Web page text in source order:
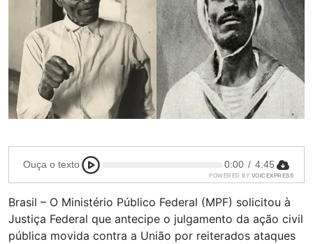
Ouça o texto 0:00 / 4:45
POWERED BY VOICEXPRESS
Brasil – O Ministério Público Federal (MPF) solicitou à
Justiça Federal que antecipe o julgamento da ação civil
pública movida contra a União por reiterados ataques